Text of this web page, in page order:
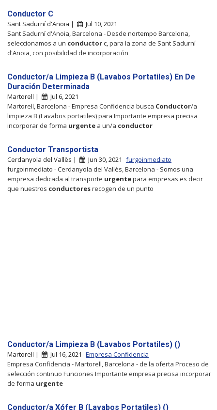
Conductor C
Sant Sadurní d'Anoia |
Jul 10, 2021
Sant Sadurní d'Anoia, Barcelona - Desde nortempo Barcelona,
seleccionamos a un conductorc, para la zona de Sant Sadurní
d'Anoia, con posibilidad de incorporación
Conductor/a Limpieza B (Lavabos Portatiles) En De
Duración Determinada
Martorell |
Jul 6, 2021
Martorell, Barcelona - Empresa Confidencia busca Conductor/a
limpieza B (Lavabos portatiles) para Importante empresa precisa
incorporar de forma urgente a un/a conductor
Conductor Transportista
Cerdanyola del Vallès | Jun 30, 2021 furgoinmediato
furgoinmediato - Cerdanyola del Vallès, Barcelona - Somos una
empresa dedicada al transporte urgentepara empresas es decir
que nuestros conductoresrecogen de un punto
Conductor/a Limpieza B (Lavabos Portatiles) ()
Martorell | Jul 16, 2021 Empresa Confidencia
Empresa Confidencia - Martorell, Barcelona - de la oferta Proceso de
selección continuo Funciones Importante empresa precisa incorporar
de forma urgente
Conductor/a Xófer B (Lavabos Portatiles) ()